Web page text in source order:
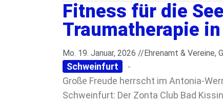
Fitness für die
Traumatherapie
Mo. 19. Januar, 2026 //Ehrenamt & Vereine,
Schweinfurt
-
Große Freude herrscht im Antonia-
Schweinfurt: Der Zonta Club Bad